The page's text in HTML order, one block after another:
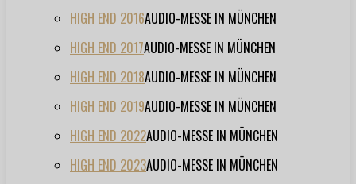
HIGH END 2016AUDIO-MESSE IN MÜNCHEN
HIGH END 2017AUDIO-MESSE IN MÜNCHEN
HIGH END 2018AUDIO-MESSE IN MÜNCHEN
HIGH END 2019AUDIO-MESSE IN MÜNCHEN
HIGH END 2022AUDIO-MESSE IN MÜNCHEN
HIGH END 2023AUDIO-MESSE IN MÜNCHEN